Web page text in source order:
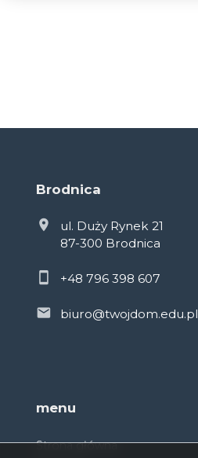
Brodnica
ul. Duży Rynek 21
87-300 Brodnica
+48 796 398 607
biuro@twojdom.edu.pl
menu
Strona główna